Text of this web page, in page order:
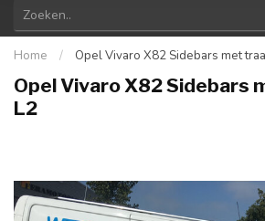
Home / Opel Vivaro X82 Sidebars met
Opel Vivaro X82 Sidebars
L2